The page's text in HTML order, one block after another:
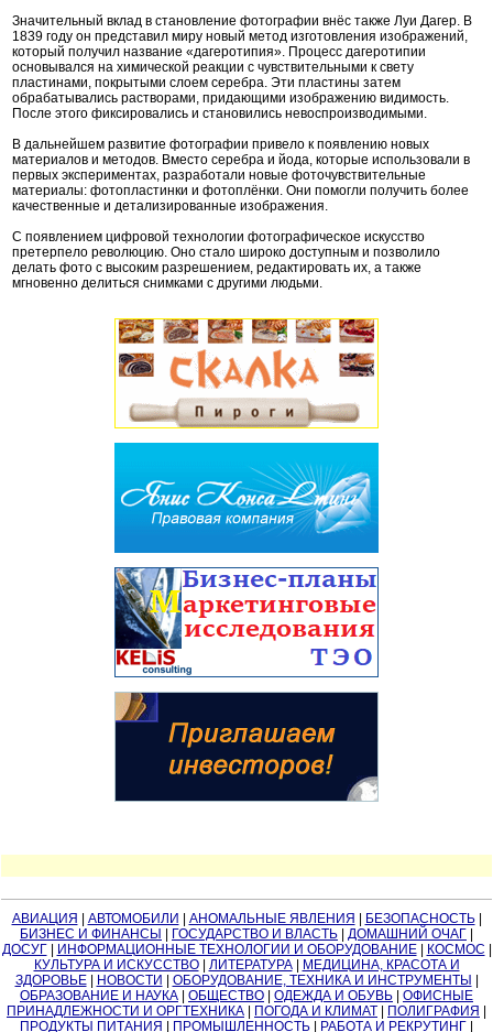
Значительный вклад в становление фотографии внёс также Луи Дагер. В
1839 году он представил миру новый метод изготовления изображений,
который получил название «дагеротипия». Процесс дагеротипии
основывался на химической реакции с чувствительными к свету
пластинами, покрытыми слоем серебра. Эти пластины затем
обрабатывались растворами, придающими изображению видимость.
После этого фиксировались и становились невоспроизводимыми.
В дальнейшем развитие фотографии привело к появлению новых
материалов и методов. Вместо серебра и йода, которые использовали в
первых экспериментах, разработали новые фоточувствительные
материалы: фотопластинки и фотоплёнки. Они помогли получить более
качественные и детализированные изображения.
С появлением цифровой технологии фотографическое искусство
претерпело революцию. Оно стало широко доступным и позволило
делать фото с высоким разрешением, редактировать их, а также
мгновенно делиться снимками с другими людьми.
АВИАЦИЯ АВТОМОБИЛИ АНОМАЛЬНЫЕ ЯВЛЕНИЯ БЕЗОПАСНОСТЬ|
БИЗНЕС И ФИНАНСЫ
ГОСУДАРСТВО И ВЛАСТЬ ДОМАШНИЙ ОЧАГ
ДОСУГ| ИНФОРМАЦИОННЫЕ ТЕХНОЛОГИИ И ОБОРУДОВАНИЕ| КОСМОС
КУЛЬТУРА И ИСКУССТВО| ЛИТЕРАТУРА|
МЕДИЦИНА, КРАСОТА И
ЗДОРОВЬЕ| НОВОСТИ ОБОРУДОВАНИЕ, ТЕХНИКА И ИНСТРУМЕНТЫ
ОБРАЗОВАНИЕ И НАУКА
ОБЩЕСТВО ОДЕЖДА И ОБУВЬ
ОФИСНЫЕ
ПРИНАДЛЕЖНОСТИ И ОРГТЕХНИКА
ПОГОДА И КЛИМАТ ПОЛИГРАФИЯ
ПРОДУКТЫ ПИТАНИЯ
ПРОМЫШЛЕННОСТЬ РАБОТА И РЕКРУТИНГ